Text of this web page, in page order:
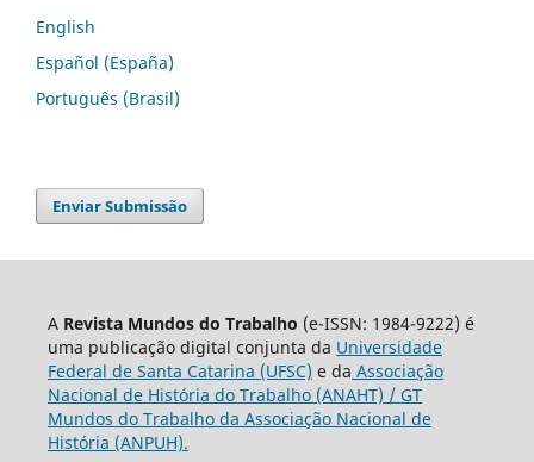
English
Español (España)
Português (Brasil)
Enviar Submissão
A Revista Mundos do Trabalho (e-ISSN: 1984-9222) é
uma publicação digital conjunta da Universidade
Federal de Santa Catarina (UFSC) e da Associação
Nacional de História do Trabalho (ANAHT) / GT
Mundos do Trabalho da Associação Nacional de
História (ANPUH).